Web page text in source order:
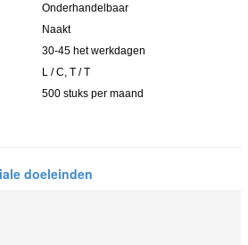
Onderhandelbaar
Naakt
30-45 het werkdagen
L / C, T / T
500 stuks per maand
doeleinden